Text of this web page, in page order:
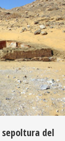
sepoltura del